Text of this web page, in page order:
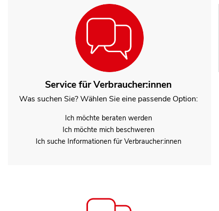
Service für Verbraucher:innen
Was suchen Sie? Wählen Sie eine passende Option:
Ich möchte beraten werden
Ich möchte mich beschweren
Ich suche Informationen für Verbraucher:innen